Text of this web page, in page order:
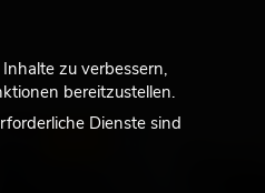
zu verbessern,
bereitzustellen.
Dienste sind